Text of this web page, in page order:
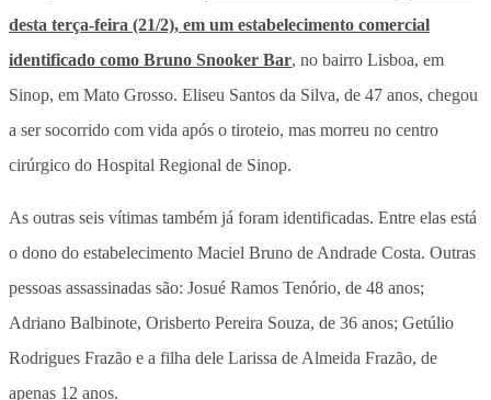
desta terça-feira (21/2), em um estabelecimento comercial
identificado como Bruno Snooker Bar, no bairro Lisboa, em
Sinop, em Mato Grosso. Eliseu Santos da Silva, de 47 anos, chegou
a ser socorrido com vida após o tiroteio, mas morreu no centro
cirúrgico do Hospital Regional de Sinop.
As outras seis vítimas também já foram identificadas. Entre elas está
o dono do estabelecimento Maciel Bruno de Andrade Costa. Outras
pessoas assassinadas são: Josué Ramos Tenório, de 48 anos;
Adriano Balbinote, Orisberto Pereira Souza, de 36 anos; Getúlio
Rodrigues Frazão e a filha dele Larissa de Almeida Frazão, de
apenas 12 anos.